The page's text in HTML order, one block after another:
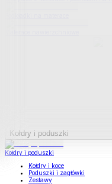
Kołdry i poduszki
Kołdry i poduszki
Kołdry i koce
Poduszki i zagłówki
Zestawy